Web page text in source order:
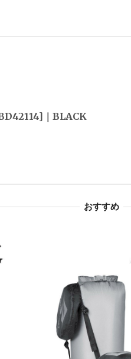
｜BLACK
おすすめ